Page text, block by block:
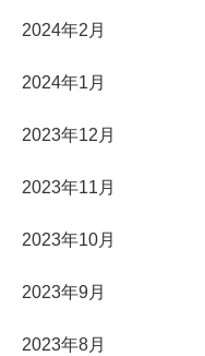
2024年2月
2024年1月
2023年12月
2023年11月
2023年10月
2023年9月
2023年8月